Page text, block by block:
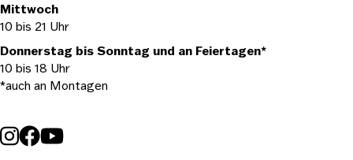
Mittwoch
10 bis 21 Uhr
Donnerstag bis Sonntag und an Feiertagen*
10 bis 18 Uhr
*auch an Montagen